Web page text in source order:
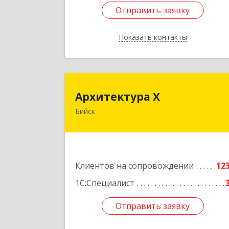
Отправить заявку
Показать контакты
Отправить заявку
Назад
Архитектура Х
Бийск
Клиентов на сопровождении
1С:Специалист
Отправить заявку
Отправить заявку